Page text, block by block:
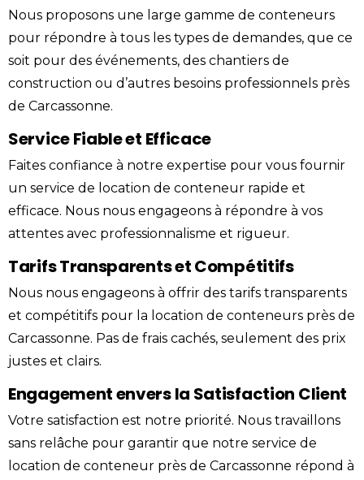
Nous proposons une large gamme de conteneurs
pour répondre à tous les types de demandes, que ce
soit pour des événements, des chantiers de
construction ou d’autres besoins professionnels près
de Carcassonne.
Service Fiable et Efficace
Faites confiance à notre expertise pour vous fournir
un service de location de conteneur rapide et
efficace. Nous nous engageons à répondre à vos
attentes avec professionnalisme et rigueur.
Tarifs Transparents et Compétitifs
Nous nous engageons à offrir des tarifs transparents
et compétitifs pour la location de conteneurs près de
Carcassonne. Pas de frais cachés, seulement des prix
justes et clairs.
Engagement envers la Satisfaction Client
Votre satisfaction est notre priorité. Nous travaillons
sans relâche pour garantir que notre service de
location de conteneur près de Carcassonne répond à